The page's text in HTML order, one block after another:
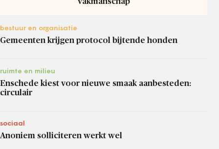
bestuur en organisatie
Gemeenten krijgen protocol bijtende honden
ruimte en milieu
Enschede kiest voor nieuwe smaak aanbesteden:
circulair
sociaal
Anoniem solliciteren werkt wel